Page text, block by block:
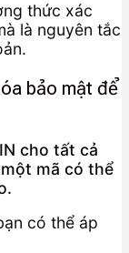
thức xác
là nguyên tắc
bảo mật để
cho tất cả
mã có thể
có thể áp